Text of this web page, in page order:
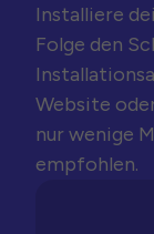
Installiere
Folge den
Website
nur wenige
empfohlen.